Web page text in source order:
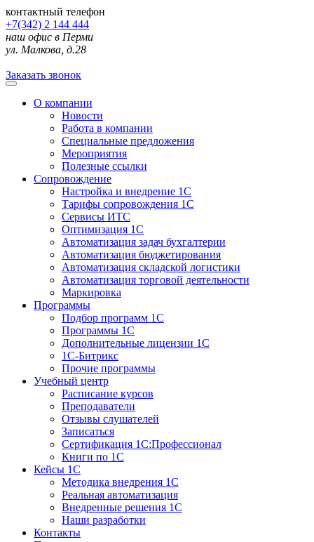
контактный телефон
+7(342) 2 144 444
наш офис в Перми
ул. Малкова, д.28
Заказать звонок
О компании
Новости
Работа в компании
Специальные предложения
Мероприятия
Полезные ссылки
Сопровождение
Настройка и внедрение 1С
Тарифы сопровождения 1С
Сервисы ИТС
Оптимизация 1С
Автоматизация задач бухгалтерии
Автоматизация бюджетирования
Автоматизация складской логистики
Автоматизация торговой деятельности
Маркировка
Программы
Подбор программ 1С
Программы 1С
Дополнительные лицензии 1С
1С-Битрикс
Прочие программы
Учебный центр
Расписание курсов
Преподаватели
Отзывы слушателей
Записаться
Сертификация 1С:Профессионал
Книги по 1С
Кейсы 1С
Методика внедрения 1С
Реальная автоматизация
Внедренные решения 1С
Наши разработки
Контакты